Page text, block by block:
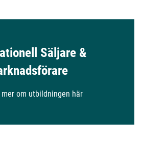
Säljare &
mer om utbildningen här